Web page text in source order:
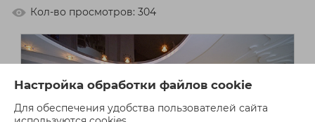
Настройка обработки файлов cookie
Для обеспечения удобства пользователей сайта
Кол-во просмотров: 304